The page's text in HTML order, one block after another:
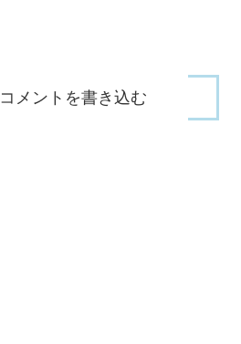
コメントを書き込む